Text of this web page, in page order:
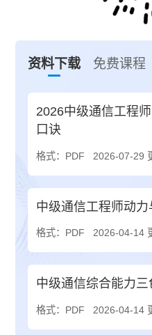
资料下载 免费课程
2026中级通信工程
口诀
格式：PDF 2026-07-29
中级通信工程师动
格式：PDF 2026-04-14
中级通信综合能力三
格式：PDF 2026-04-14